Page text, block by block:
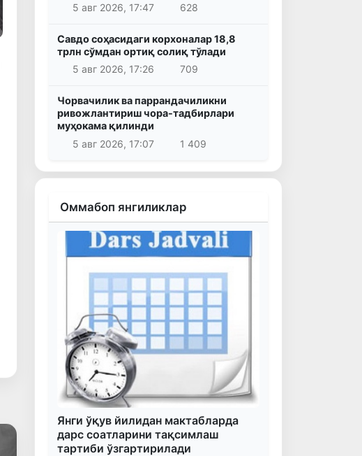
5 авг 2026, 17:47
628
Савдо соҳасидаги корхоналар 18,8
трлн сўмдан ортиқ солиқ тўлади
5 авг 2026, 17:26
709
Чорвачилик ва паррандачиликни
ривожлантириш чора-тадбирлари
муҳокама қилинди
5 авг 2026, 17:07
1 409
Оммабоп янгиликлар
Янги ўқув йилидан мактабларда
дарс соатларини тақсимлаш
тартиби ўзгартирилади